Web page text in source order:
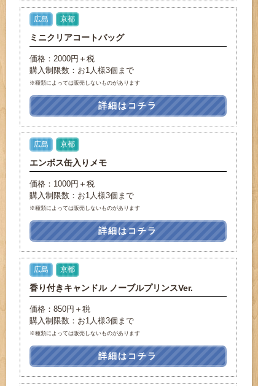
広島 京都
ミニクリアコートバッグ
価格：2000円＋税
購入制限数：お1人様3個まで
※種類によっては販売しないものがあります
詳細はコチラ
広島 京都
エンボス缶入りメモ
価格：1000円＋税
購入制限数：お1人様3個まで
※種類によっては販売しないものがあります
詳細はコチラ
広島 京都
香り付きキャンドル ノーブルプリンスVer.
価格：850円＋税
購入制限数：お1人様3個まで
※種類によっては販売しないものがあります
詳細はコチラ